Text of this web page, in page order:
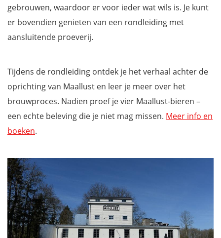
gebrouwen, waardoor er voor ieder wat wils is. Je kunt
er bovendien genieten van een rondleiding met
aansluitende proeverij.
Tijdens de rondleiding ontdek je het verhaal achter de
oprichting van Maallust en leer je meer over het
brouwproces. Nadien proef je vier Maallust-bieren –
een echte beleving die je niet mag missen. Meer info en
boeken.